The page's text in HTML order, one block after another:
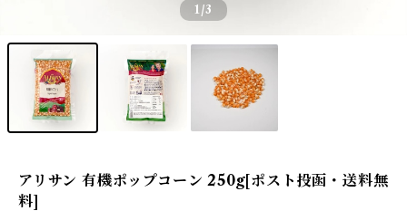
1/3
アリサン 有機ポップコーン 250g[ポスト投函・送料無
料]